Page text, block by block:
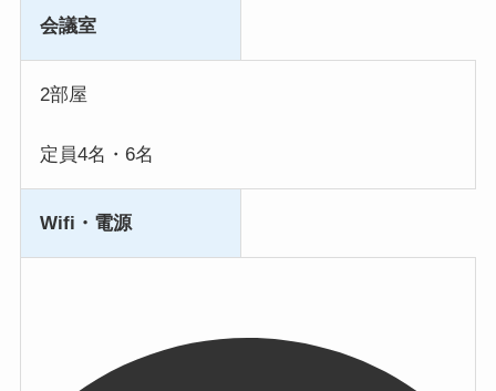
会議室
2部屋
定員4名・6名
Wifi・電源